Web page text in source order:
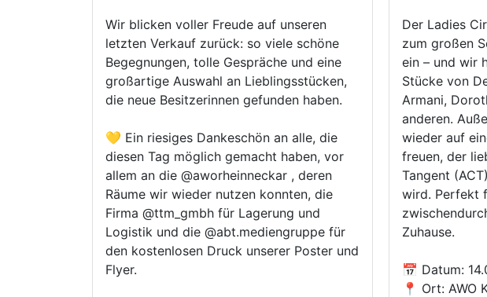
Wir blicken voller Freude auf unseren
letzten Verkauf zurück: so viele schöne
Begegnungen, tolle Gespräche und eine
großartige Auswahl an Lieblingsstücken,
die neue Besitzerinnen gefunden haben.
💛 Ein riesiges Dankeschön an alle, die
diesen Tag möglich gemacht haben, vor
allem an die @aworheinneckar , deren
Räume wir wieder nutzen konnten, die
Firma @ttm_gmbh für Lagerung und
Logistik und die @abt.mediengruppe für
den kostenlosen Druck unserer Poster und
Flyer.
Der Ladies
zum großen
ein – und wir haben wieder tolle Designer-
Stücke von
Armani,
anderen.
wieder auf
freuen, der
Tangent
wird. Perfekt
Zuhause.
📅 Datum:
📍 Ort: AWO